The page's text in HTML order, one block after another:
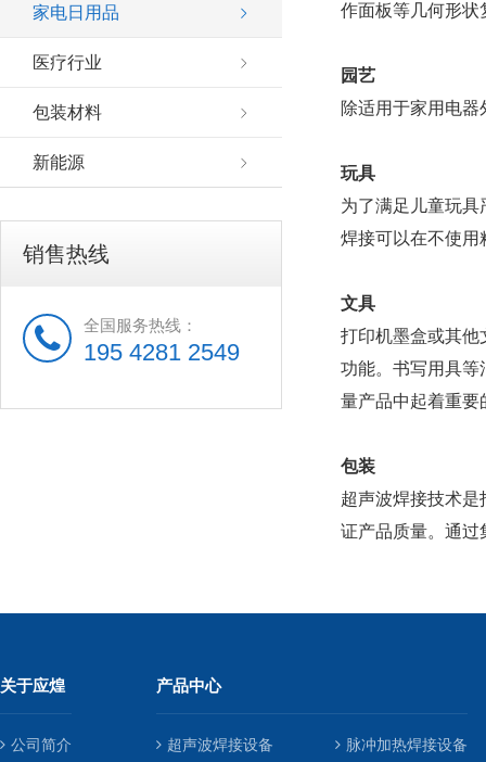
作面板等几何形状
园艺
除适用于家用电
玩具
为了满足儿童玩
焊接可以在不使用
文具
打印机墨盒或其他
功能。书写用具等
量产品中起着重要
包装
超声波焊接技术
证产品质量。通过
家电日用品
医疗行业
包装材料
新能源
销售热线
全国服务热线：
195 4281 2549
关于应煌
公司简介
产品中心
超声波焊接设备
脉冲加热焊接设备